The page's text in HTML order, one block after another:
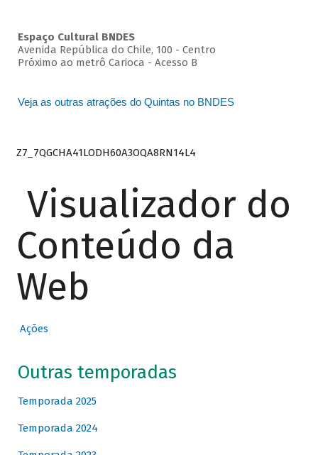
Espaço Cultural BNDES
Avenida República do Chile, 100 - Centro
Próximo ao metrô Carioca - Acesso B
Veja as outras atrações do Quintas no BNDES
Z7_7QGCHA41LODH60A3OQA8RN14L4
Visualizador do
Conteúdo da
Web
Ações
Outras temporadas
Temporada 2025
Temporada 2024